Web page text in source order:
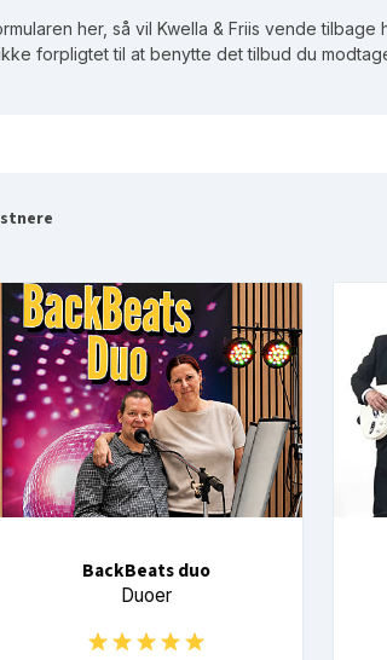
her, så vil Kwella & Friis vende tilbage
forpligtet til at benytte det tilbud du
BackBeats duo
Duoer